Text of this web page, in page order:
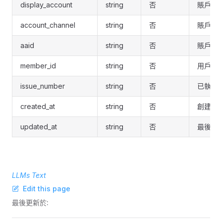
display_account string 否 賬戶顯
account_channel string 否 賬戶渠
aaid string 否 賬戶資
member_id string 否 用戶 ID
issue_number string 否 已執行
created_at string 否 創建時
updated_at string 否 最後更
LLMs Text
Edit this page
最後更新於: